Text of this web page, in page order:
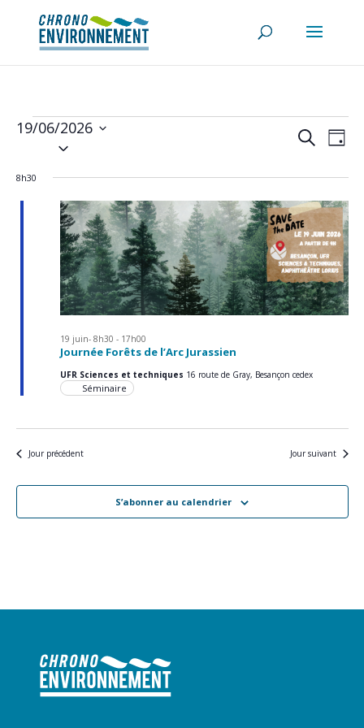
Évènements
juin
2026
et
de
Recherche
de
Jour
19/06/2026
Sélectionnez
date.
8h30
Journée Forêts de l’Arc Jurassien
19 juin- 8h30 - 17h00
UFR Sciences et techniques 16 route de Gray, Besançon cedex
Séminaire
Jour précédent Jour suivant
S’abonner au calendrier